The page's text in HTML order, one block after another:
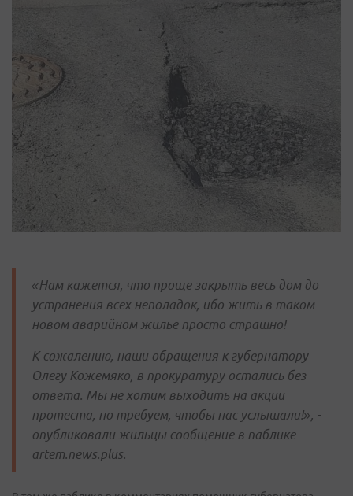
«Нам кажется, что проще закрыть весь дом до
устранения всех неполадок, ибо жить в таком
новом аварийном жилье просто страшно!
К сожалению, наши обращения к губернатору
Олегу Кожемяко, в прокуратуру остались без
ответа. Мы не хотим выходить на акции
протеста, но требуем, чтобы нас услышали!», -
опубликовали жильцы сообщение в паблике
artem.news.plus.